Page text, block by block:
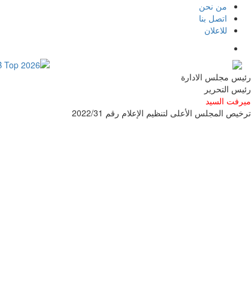
من نحن
اتصل بنا
للاعلان
رئيس مجلس الادارة
رئيس التحرير
ميرفت السيد
ترخيص المجلس الأعلى لتنظيم الإعلام رقم 2022/31